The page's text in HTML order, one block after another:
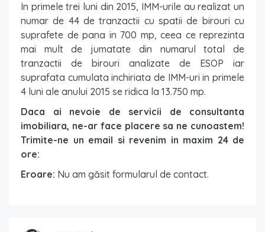
In primele trei luni din 2015, IMM-urile au realizat un
numar de 44 de tranzactii cu spatii de birouri cu
suprafete de pana in 700 mp, ceea ce reprezinta
mai mult de jumatate din numarul total de
tranzactii de birouri analizate de ESOP iar
suprafata cumulata inchiriata de IMM-uri in primele
4 luni ale anului 2015 se ridica la 13.750 mp.
Daca ai nevoie de servicii de consultanta
imobiliara, ne-ar face placere sa ne cunoastem!
Trimite-ne un email si revenim in maxim 24 de
ore:
Eroare: Nu am găsit formularul de contact.